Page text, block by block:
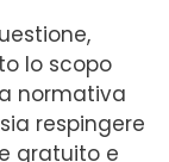
lo scopo
normativa
respingere
gratuito e